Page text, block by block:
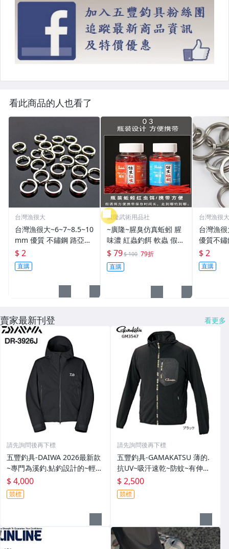
看此商品的人也看了
台灣漁很大
台灣漁很大~6~7~8.5~10
mm 優質 不鏽鋼 路亞環
S型開口 扁平 打扁 打平
$ 2
直購
廣隆武術用品社
~廣隆~腥臭仿真蚯蚓 腥
味濃 紅蟲釣餌 軟蟲 假蚯
蚓 海魚餌 紅蟲 路亞餌
假餌 誘餌 仿生餌 擬餌
路亞軟餌
$ 79$ 100 79折
直購
台灣漁很大
台灣漁
優質不
平 打扁 打平
雙環 路亞
路亞環
$ 2
直購
賣家最新刊登 看更多
請先詢問後再下標
五豐釣具-DAIWA 2026最新款
~專門為溪釣.鮎釣設計的~輕
便.薄的短版防水雨衣DR-3926J
外套特價4000元
$ 4,000
競標
請先詢問後再下標
五豐釣具-GAMAKATSU 薄的.
抗UV~吸汗速乾~防蚊~有伸縮
彈性付帽防曬外套 GM-3547
特價2000元
$ 2,500
競標